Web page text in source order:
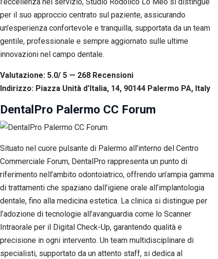
per il suo approccio centrato sul paziente, assicurando
un’esperienza confortevole e tranquilla, supportata da un team
gentile, professionale e sempre aggiornato sulle ultime
innovazioni nel campo dentale.
Valutazione: 5.0/ 5 — 268 Recensioni
Indirizzo: Piazza Unità d’Italia, 14, 90144 Palermo PA, Italy
DentalPro Palermo CC Forum
Situato nel cuore pulsante di Palermo all’interno del Centro
Commerciale Forum, DentalPro rappresenta un punto di
riferimento nell’ambito odontoiatrico, offrendo un’ampia gamma
di trattamenti che spaziano dall’igiene orale all’implantologia
dentale, fino alla medicina estetica. La clinica si distingue per
l’adozione di tecnologie all’avanguardia come lo Scanner
Intraorale per il Digital Check-Up, garantendo qualità e
precisione in ogni intervento. Un team multidisciplinare di
specialisti, supportato da un attento staff, si dedica al